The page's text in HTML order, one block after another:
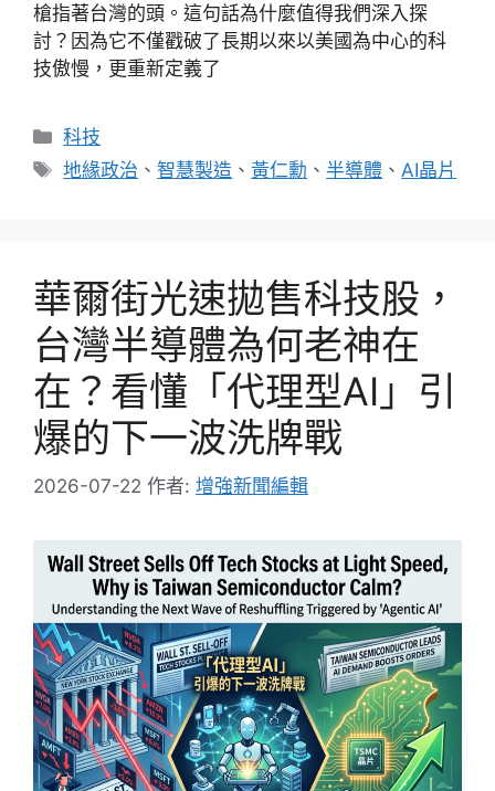
槍指著台灣的頭。這句話為什麼值得我們深入探
討？因為它不僅戳破了長期以來以美國為中心的科
技傲慢，更重新定義了
分
類
科技
標
地緣政治 、智慧製造 、黃仁勳 、半導體 、 AI晶片
華爾街光速拋售科技股，
台灣半導體為何老神在
在？看懂「代理型AI」引
爆的下一波洗牌戰
2026-07-22 作者: 增強新聞編輯